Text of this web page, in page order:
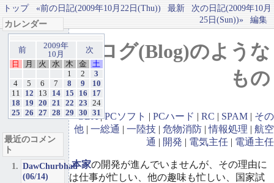
トップ «前の日記(2009年10月22日(Thu)) 最新
次の日記(2009年10月
25日(Sun))»
編集
ブログ(Blog)のような
もの
GBA|PCソフト | PCハード | RC | SPAM | その
他 | 一総通 | 一陸技 | 危物消防 |情報処理 | 航空
通 | 開発 | 電気主任 | 電通主任
本家の開発が進んでいませんが、その理由に
は仕事が忙しい、他の趣味も忙しい、国家試
カレンダー
前
2009年
10月
次
日
月 火 水 木 金
土
1
2
3
4
5 6 7 8 9
10
11
12 13 14 15 16
17
18
19 20 21 22 23
24
25
26 27 28 29 30 31
最近のコメン
ト
DawChurbhab
(06/14)